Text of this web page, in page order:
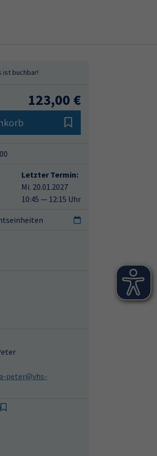
123,00 €
Letzter Termin:
Mi. 20.01.2027
10:45 — 12:15 Uhr
peter@vhs-